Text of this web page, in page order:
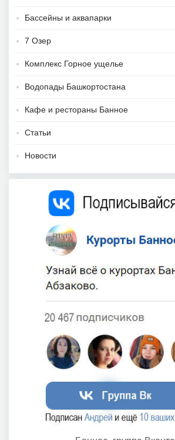
Бассейны и аквапарки
7 Озер
Комплекс Горное ущелье
Водопады Башкортостана
Кафе и рестораны Банное
Статьи
Новости